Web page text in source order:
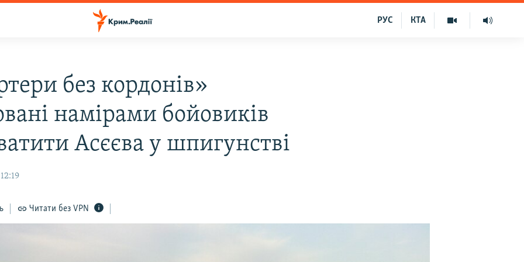
КТА
РУС
без кордонів»
намірами бойовиків
Асєєва у шпигунстві
Читати без VPN